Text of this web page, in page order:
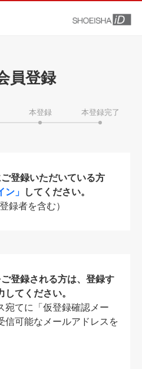
員登録
本登録 本登録完了
登録いただいている方
ン」 してください。
録者を含む）
登録される方は、登録す
てください。
宛てに「仮登録確認メー
信可能なメールアドレスを